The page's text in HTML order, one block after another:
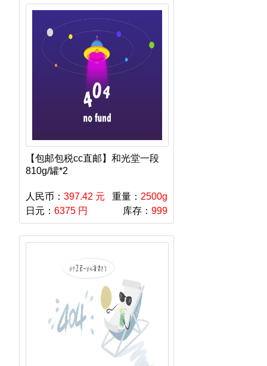
【包邮包税cc直邮】和光堂一段
810g/罐*2
人民币： 397.42 元 重量： 2500g
日元： 6375 円 库存： 999